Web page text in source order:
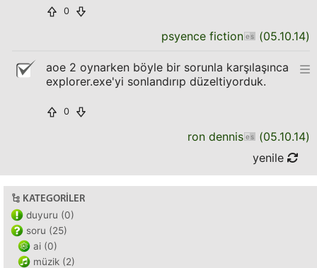
0
psyence fiction (05.10.14)
aoe 2 oynarken böyle bir sorunla karşılaşınca
explorer.exe'yi sonlandırıp düzeltiyorduk.
0
ron dennis (05.10.14)
yenile
KATEGORILER
duyuru (0)
soru (25)
ai (0)
müzik (2)